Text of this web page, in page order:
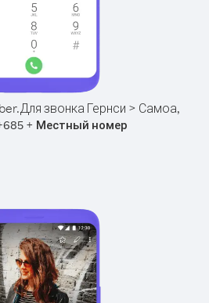
Для звонка Гернси > Самоа,
685 + Местный номер